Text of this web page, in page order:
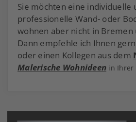
Sie möchten eine individuelle
professionelle Wand- oder
wohnen aber nicht in Bremen
Dann empfehle ich Ihnen
oder einen Kollegen aus dem
Malerische Wohnideen in Ihrer